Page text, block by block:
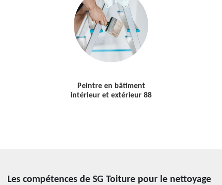
Peintre en bâtiment
intérieur et extérieur 88
Les compétences de SG Toiture pour le nettoyage